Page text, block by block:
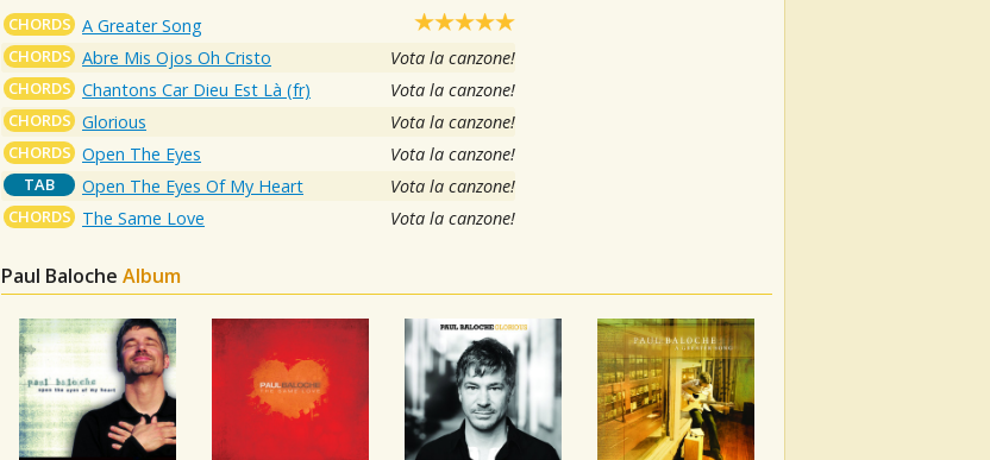
CHORDS A Greater Song
CHORDS Abre Mis Ojos Oh Cristo Vota la canzone!
CHORDS Chantons Car Dieu Est Là (fr) Vota la canzone!
CHORDS Glorious Vota la canzone!
CHORDS Open The Eyes Vota la canzone!
TAB Open The Eyes Of My Heart Vota la canzone!
CHORDS The Same Love Vota la canzone!
Paul Baloche Album